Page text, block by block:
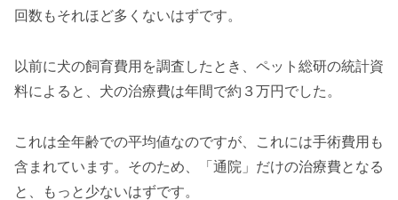
回数もそれほど多くないはずです。
以前に犬の飼育費用を調査したとき、ペット総研の統計資
料によると、犬の治療費は年間で約３万円でした。
これは全年齢での平均値なのですが、これには手術費用も
含まれています。そのため、「通院」だけの治療費となる
と、もっと少ないはずです。